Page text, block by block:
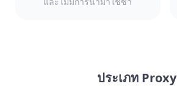
ประเภท Proxy